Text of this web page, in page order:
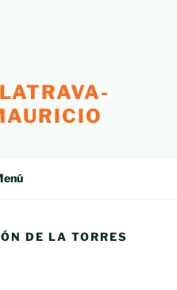
DE LA TORRES